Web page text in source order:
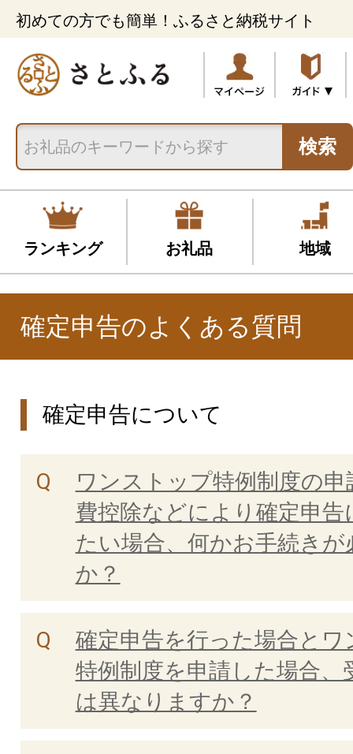
初めての方でも簡単！ふるさと納税サイト
検索
ランキング お礼品 地域
確定申告のよくある質問
確定申告について
ワンストップ特例制度の申
費控除などにより確定申告
たい場合、何かお手続きが
か？
確定申告を行った場合とワ
特例制度を申請した場合、
は異なりますか？